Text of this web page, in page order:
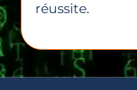
réussite.